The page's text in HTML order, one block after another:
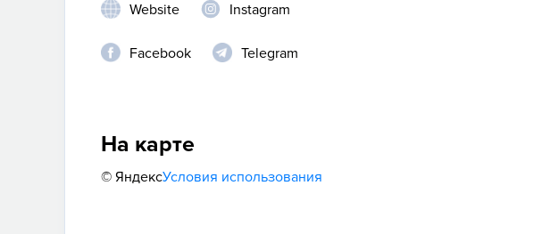
Website Instagram
Facebook Telegram
На карте
© ЯндексУсловия использования